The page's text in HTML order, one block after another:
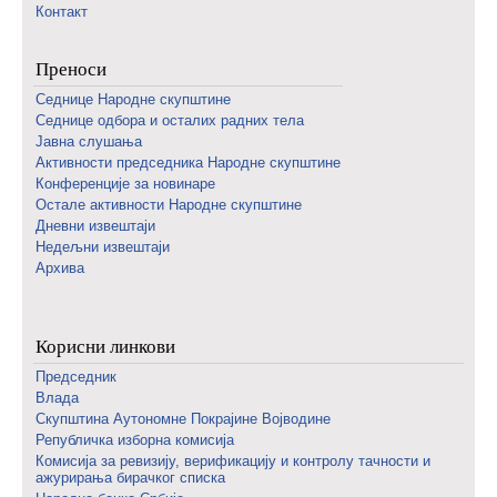
Контакт
Преноси
Седнице Народне скупштине
Седнице одбора и осталих радних тела
Јавна слушања
Активности председника Народне скупштине
Конференције за новинаре
Oстале активности Народне скупштине
Дневни извештаји
Недељни извештаји
Архива
Корисни линкови
Председник
Влада
Скупштина Аутономне Покрајине Војводине
Републичка изборна комисија
Комисија за ревизију, верификацију и контролу тачности и
ажурирања бирачког списка